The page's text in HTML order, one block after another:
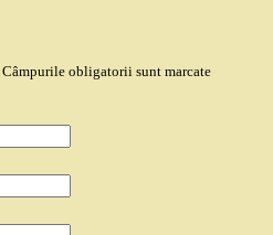
Câmpurile obligatorii sunt marcate